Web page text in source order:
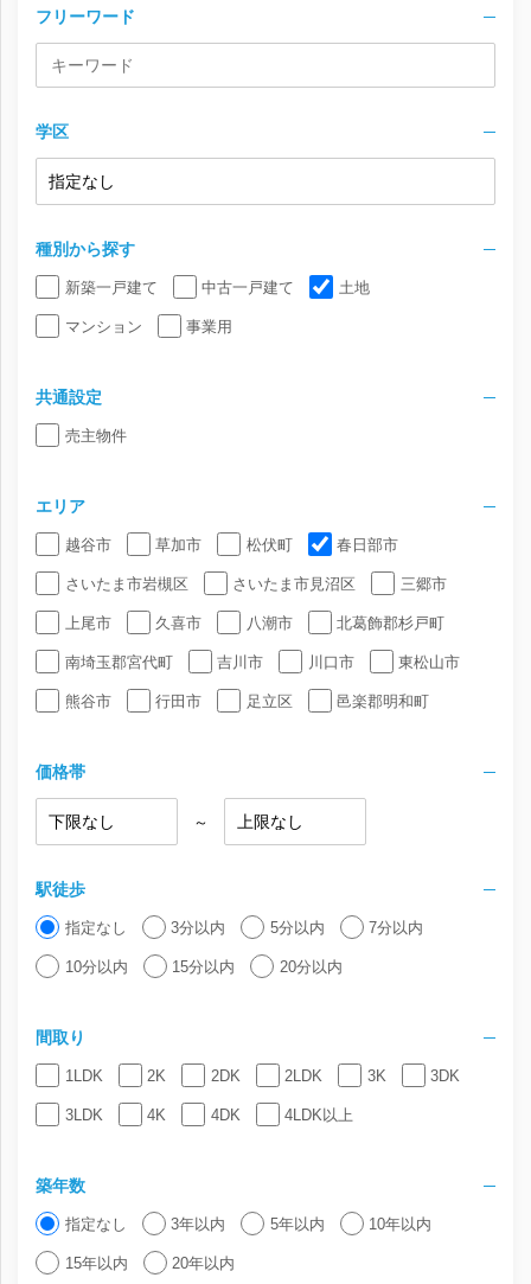
フリーワード
学区
種別から探す
新築一戸建て 中古一戸建て 土地
マンション 事業用
共通設定
売主物件
エリア
越谷市 草加市 松伏町 春日部市
さいたま市岩槻区 さいたま市見沼区 三郷市
上尾市 久喜市 八潮市 北葛飾郡杉戸町
南埼玉郡宮代町 吉川市 川口市 東松山市
熊谷市 行田市 足立区 邑楽郡明和町
価格帯
～
駅徒歩
指定なし 3分以内 5分以内 7分以内
10分以内 15分以内 20分以内
間取り
1LDK 2K 2DK 2LDK 3K 3DK
3LDK 4K 4DK 4LDK以上
築年数
指定なし 3年以内 5年以内 10年以内
15年以内 20年以内